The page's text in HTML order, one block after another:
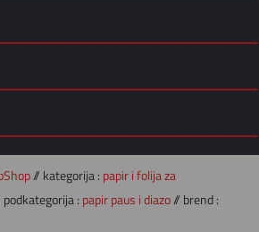
// kategorija : papir i folija za
podkategorija : papir paus i diazo// brend :